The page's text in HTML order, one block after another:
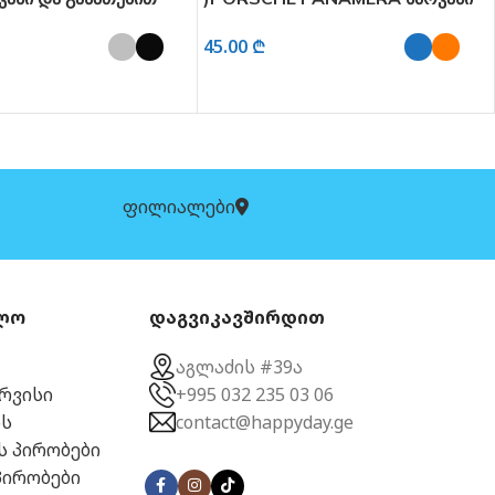
45.00₾
ფილიალები
პირობები
დაგვიკავშირდით
აგლაძის #39ა
+995 032 235 03 06
contact@happyday.ge